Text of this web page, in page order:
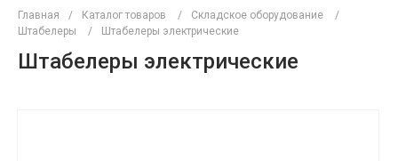
Главная / Каталог товаров / Складское оборудование
/
Штабелеры
/ Штабелеры электрические
Штабелеры электрические